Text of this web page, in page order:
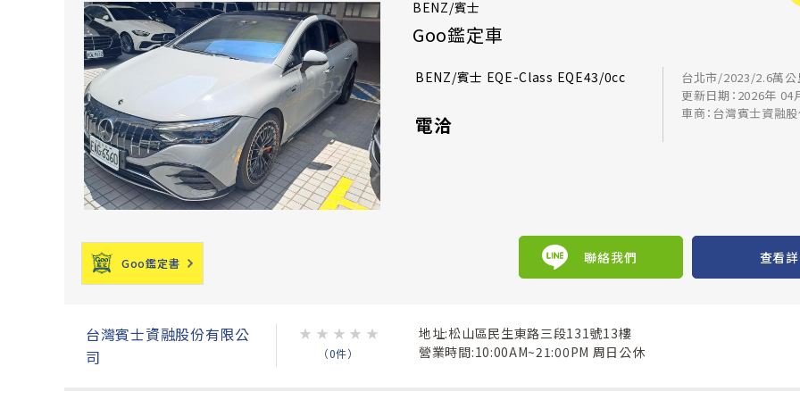
BENZ/賓士
Goo鑑定車
BENZ/賓士 EQE-Class EQE43/0cc
電洽
台北市/2023/2.6萬公
更新日期：2026年 04
車商：台灣賓士資融
Goo鑑定書 聯絡我們 查看
台灣賓士資融股份有限公
司
★ ★ ★ ★ ★
（0件）
地址:松山區民生東路三段131號13樓
營業時間:10:00AM~21:00PM 周日公休